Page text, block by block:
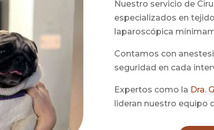
Nuestro servicio de
especializados en
laparoscópica
Contamos con
seguridad en cada
Expertos como la Dra.
lideran nuestro equipo